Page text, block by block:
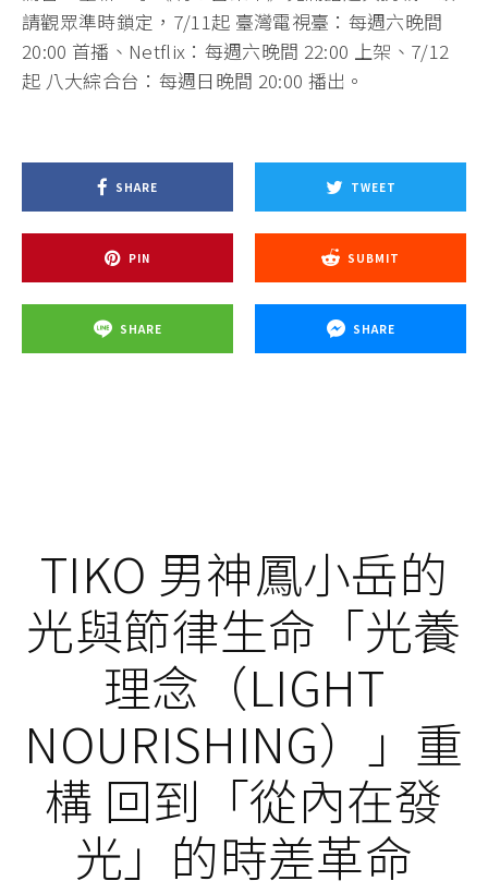
請觀眾準時鎖定，7/11起 臺灣電視臺：每週六晚間
20:00 首播、Netflix：每週六晚間 22:00 上架、7/12
起 八大綜合台：每週日晚間 20:00 播出。
SHARE TWEET
PIN SUBMIT
SHARE SHARE
TIKO 男神鳳小岳的
光與節律生命「光養
理念（LIGHT
NOURISHING）」重
構 回到「從內在發
光」的時差革命